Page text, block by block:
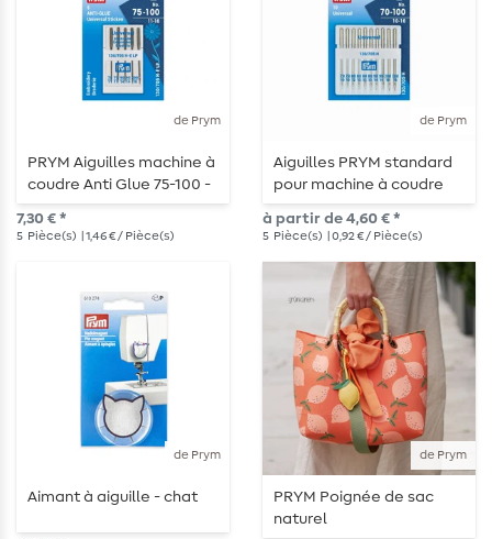
de Prym
PRYM Aiguilles machine à
coudre Anti Glue 75-100 -
5 pièces
7,30 € *
5 Pièce(s) | 1,46 € / Pièce(s)
de Prym
Aiguilles PRYM standard
pour machine à coudre
à partir de 4,60 € *
5 Pièce(s) | 0,92 € / Pièce(s)
de Prym
Aimant à aiguille - chat
de Prym
PRYM Poignée de sac
naturel